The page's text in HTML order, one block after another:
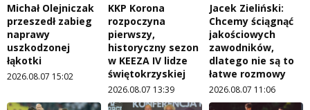
Michał Olejniczak
przeszedł zabieg
naprawy
uszkodzonej
łąkotki
2026.08.07 15:02
KKP Korona
rozpoczyna
pierwszy,
historyczny sezon
w KEEZA IV lidze
świętokrzyskiej
2026.08.07 13:39
Jacek Zieliński:
Chcemy ściągnąć
jakościowych
zawodników,
dlatego nie są to
łatwe rozmowy
2026.08.07 11:06